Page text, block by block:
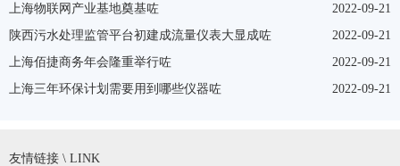
2022-09-21
上海物联网产业基地奠基咗
2022-09-21
陕西污水处理监管平台初建成流量仪表大显成咗
2022-09-21
上海佰捷商务年会隆重举行咗
2022-09-21
上海三年环保计划需要用到哪些仪器咗
友情链接 \ LINK